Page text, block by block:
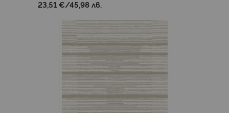
23,51 €/45,98 лв.